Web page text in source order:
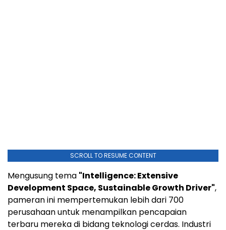
SCROLL TO RESUME CONTENT
Mengusung tema "Intelligence: Extensive
Development Space, Sustainable Growth Driver",
pameran ini mempertemukan lebih dari 700
perusahaan untuk menampilkan pencapaian
terbaru mereka di bidang teknologi cerdas. Industri